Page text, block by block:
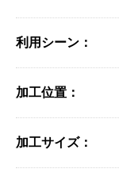
利用シーン：
加工位置：
加工サイズ：